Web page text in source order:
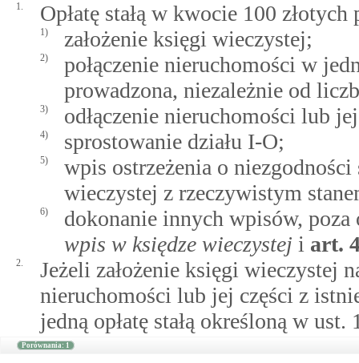
1. Opłatę stałą w kwocie 100
1) założenie księgi wieczystej;
2)
połączenie nieruchomości w
prowadzona, niezależnie od
3) odłączenie nieruchomości lub
4) sprostowanie działu I-O;
5)
wpis ostrzeżenia o
wieczystej z rzeczywistym
6)
dokonanie innych wpisów,
wpis w księdze wieczystej i art.
2.
Jeżeli założenie księgi wieczystej
nieruchomości lub jej części z
jedną opłatę stałą określoną w ust.
Porównania: 1